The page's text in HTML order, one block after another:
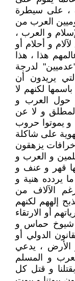
، على سيطرة
العرب من
و العرب ،
و أحلام أو
هذا ، هذا
لدرجة
يريدون أن
لكنهم لا
حول العرب و
و لا عن
و يموتوا حروب
على شاكلة
يزهقون
و العرب و
قهر و عنف و
يردده هنية و
الآلاف من
إلههم لكنهم
أو الارتقاء
شيوخ حماس و
الدولي أو
، يدعي
و المسلم
و قتل كل